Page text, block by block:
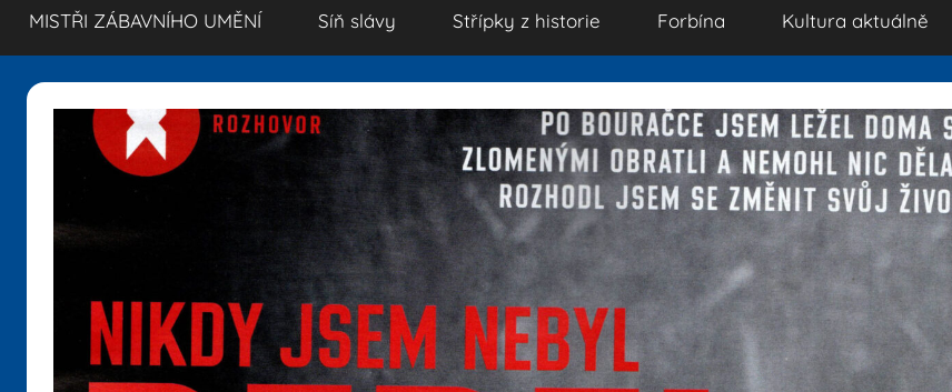
MISTŘI ZÁBAVNÍHO UMĚNÍ Síň slávy Střípky z historie Forbína Kultura aktuálně